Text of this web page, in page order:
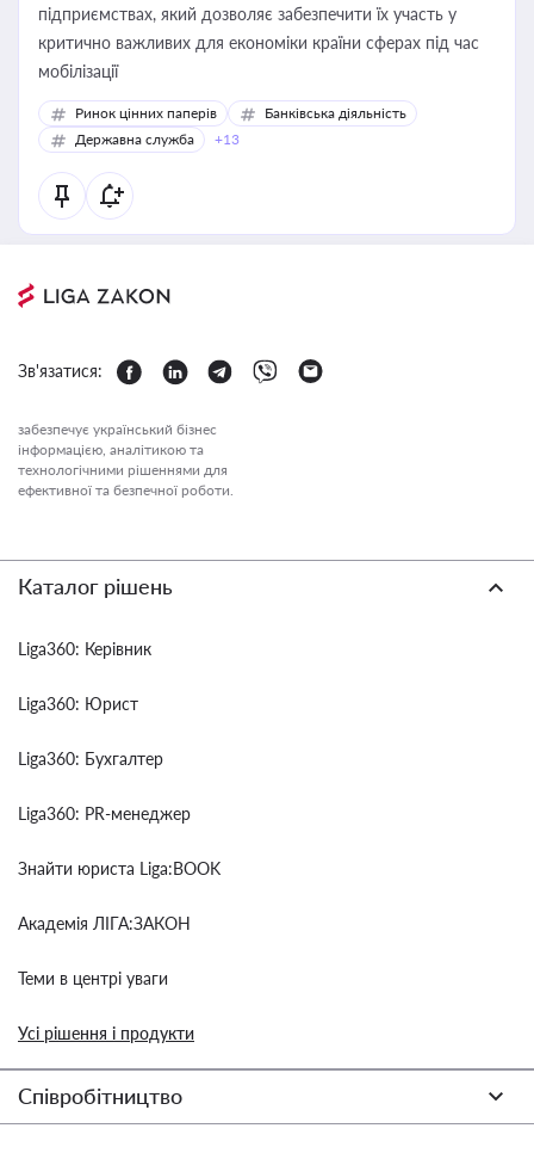
підприємствах, який дозволяє забезпечити їх участь у
критично важливих для економіки країни сферах під час
мобілізації
Ринок цінних паперів
Банківська діяльність
Державна служба
+13
Зв'язатися:
забезпечує український бізнес
інформацією, аналітикою та
технологічними рішеннями для
ефективної та безпечної роботи.
Каталог рішень
Liga360: Керівник
Liga360: Юрист
Liga360: Бухгалтер
Liga360: PR-менеджер
Знайти юриста Liga:BOOK
Академія ЛІГА:ЗАКОН
Теми в центрі уваги
Усі рішення і продукти
Співробітництво